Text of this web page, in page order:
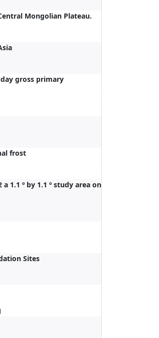
Mongolian Plateau.
gross primary
frost
1.1 º by 1.1 º study area on
Sites